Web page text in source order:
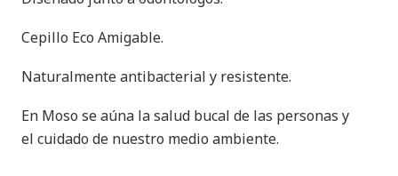
Cepillo Eco Amigable.
Naturalmente antibacterial y resistente.
En Moso se aúna la salud bucal de las personas y
el cuidado de nuestro medio ambiente.